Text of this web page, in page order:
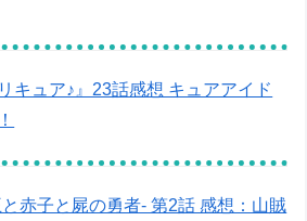
キュア♪』23話感想 キュアアイド
赤子と屍の勇者- 第2話 感想：山賊